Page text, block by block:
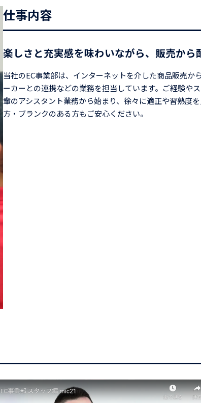
仕事内容
楽しさと充実感を味わいながら、販売から
当社のEC事業部は、インターネットを介した商品販売
ーカーとの連携などの業務を担当しています。ご経験や
輩のアシスタント業務から始まり、徐々に適正や習熟度
方・ブランクのある方もご安心ください。